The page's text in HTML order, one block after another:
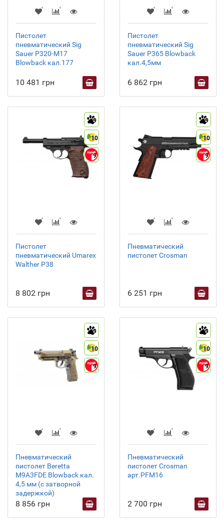
Пистолет
пневматический Sig
Sauer P320-M17
Blowback кал.177
10 481 грн
Пистолет
пневматический Sig
Sauer P365 Blowback
кал.4,5мм
6 862 грн
9
10
9
Пистолет
пневматический Umarex
Walther P38
8 802 грн
9
10
9
Пневматический
пистолет Crosman
6 251 грн
9
10
9
Пневматический
пистолет Beretta
M9A3FDE Blowback кал.
4,5 мм (с затворной
задержкой)
8 856 грн
9
10
9
Пневматический
пистолет Crosman
арт.PFM16
2 700 грн